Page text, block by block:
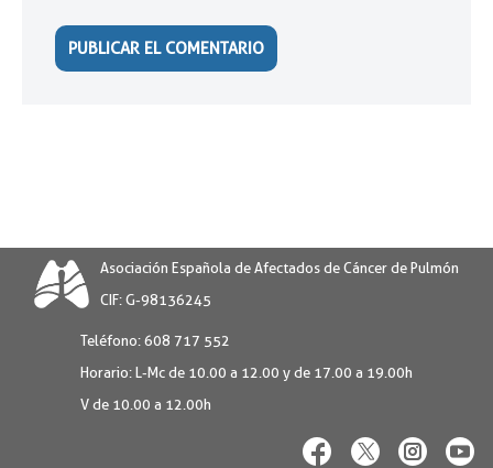
Asociación Española de Afectados de Cáncer de Pulmón
CIF: G-98136245
Teléfono: 608 717 552
Horario: L-Mc de 10.00 a 12.00 y de 17.00 a 19.00h
V de 10.00 a 12.00h